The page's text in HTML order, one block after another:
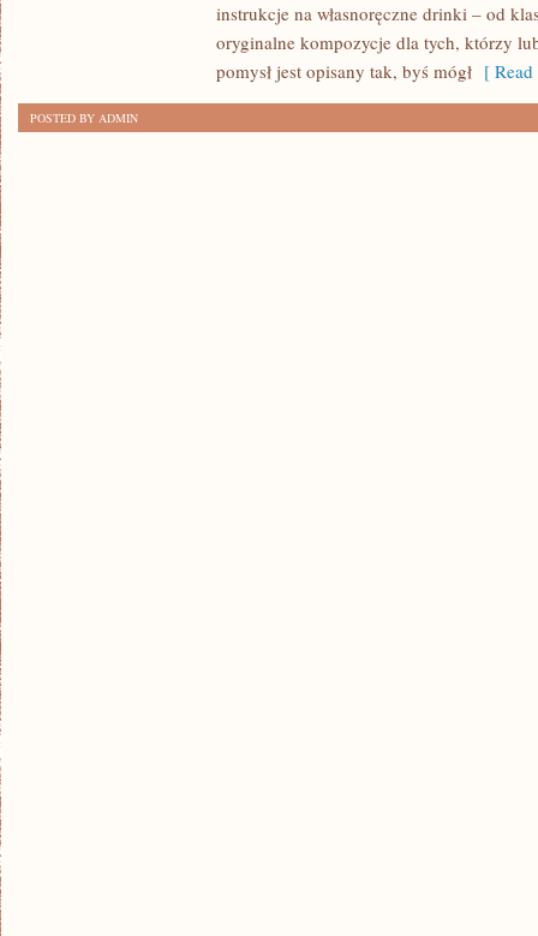
JEGO
ODMIANY
instrukcje na własnoręczne drinki – od
oryginalne kompozycje dla tych, którzy
pomysł jest opisany tak, byś mógł [
POSTED BY ADMIN